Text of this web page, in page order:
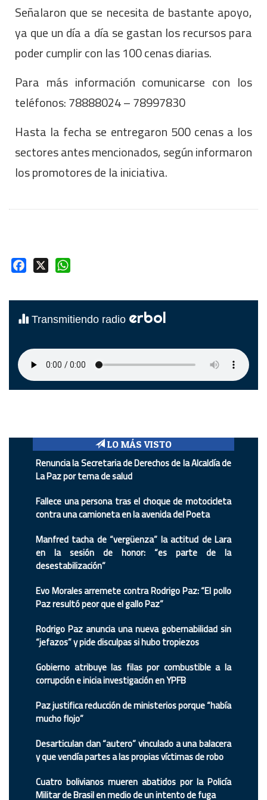
Señalaron que se necesita de bastante apoyo,
ya que un día a día se gastan los recursos para
poder cumplir con las 100 cenas diarias.
Para más información comunicarse con los
teléfonos: 78888024 – 78997830
Hasta la fecha se entregaron 500 cenas a los
sectores antes mencionados, según informaron
los promotores de la iniciativa.
Facebook
Transmitiendo radio erbol
LO MÁS VISTO
Renuncia la Secretaria de Derechos de la Alcaldía de
La Paz por tema de salud
Fallece una persona tras el choque de motocicleta
contra una camioneta en la avenida del Poeta
Manfred tacha de “vergüenza” la actitud de Lara
en la sesión de honor: “es parte de la
desestabilización”
Evo Morales arremete contra Rodrigo Paz: “El pollo
Paz resultó peor que el gallo Paz”
Rodrigo Paz anuncia una nueva gobernabilidad sin
“jefazos” y pide disculpas si hubo tropiezos
Gobierno atribuye las filas por combustible a la
corrupción e inicia investigación en YPFB
Paz justifica reducción de ministerios porque “había
mucho flojo”
Desarticulan clan “autero” vinculado a una balacera
y que vendía partes a las propias víctimas de robo
Cuatro bolivianos mueren abatidos por la Policía
Militar de Brasil en medio de un intento de fuga